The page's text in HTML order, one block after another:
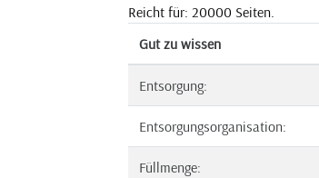
Reicht für: 20000 Seiten.
Gut zu wissen
Entsorgung:
Entsorgungsorganisation:
Füllmenge: